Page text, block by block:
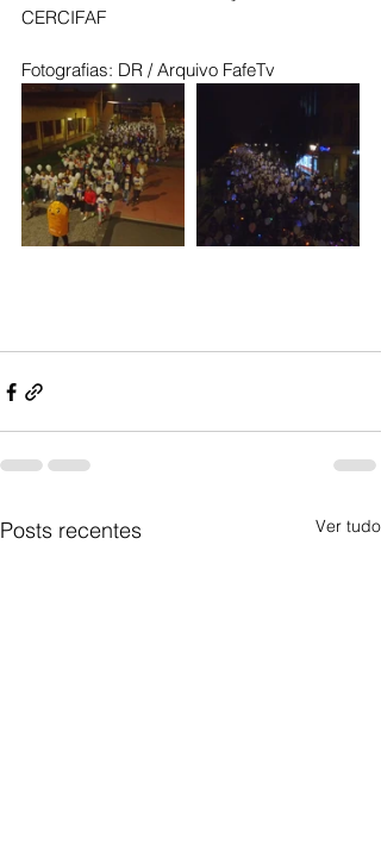
CERCIFAF
Fotografias: DR / Arquivo FafeTv
Posts recentes Ver tudo